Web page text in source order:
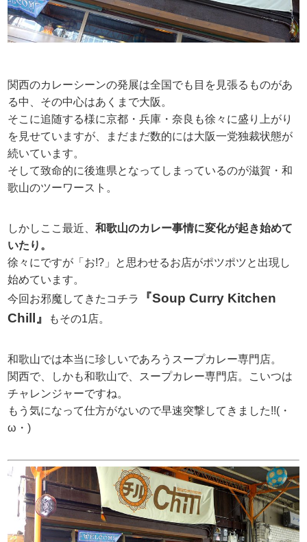
関西のカレーシーンの発展は全国でも目を見張るものがあ
る中、その中心はあくまで大阪。
そこに追随する様に京都・兵庫・奈良も徐々に盛り上がり
を見せていますが、まだまだ数的には大阪一党独裁状態が
続いています。
そして致命的に後進県となってしまっているのが滋賀・和
歌山のツーワースト。
しかしここ最近、和歌山のカレー事情に変化が起き始めて
いたり。
徐々にですが「お!?」と思わせるお店がポツポツと出現し
始めています。
今回お邪魔してきたコチラ
『Soup Curry Kitchen
Chill』
もその1店。
和歌山では本当に珍しいであろうスープカレー専門店。
関西で、しかも和歌山で、スープカレー専門店。こいつは
チャレンジャーですね。
もう気になって仕方がないので早速突撃してきました!!(・
ω・)